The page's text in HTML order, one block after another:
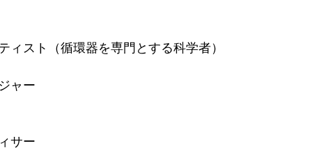
ィスト
（循環器を専門とする科学者）
ャー
サー